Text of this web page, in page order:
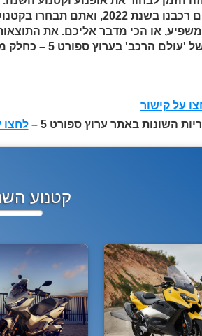
החשובים והמעניינים שעליהם
משפיע, או הכי מדבר אליכם. את
ספורט 5 – כחלק מבחירת רכבי השנה 2022.
על קישור
השונות באתר ערוץ ספורט 5 –
לחצו
קטנוע השנה